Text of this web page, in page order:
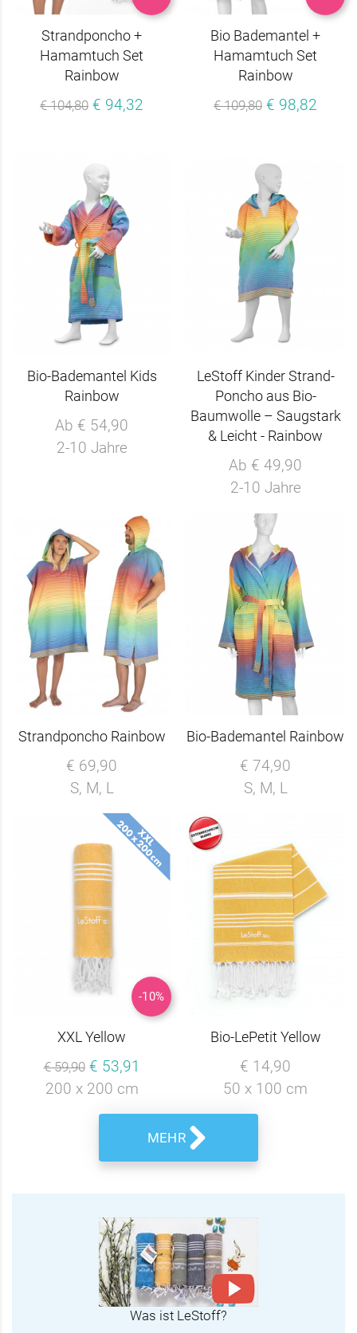
Strandponcho +
Hamamtuch Set
Rainbow
€ 104,80 € 94,32
Bio Bademantel +
Hamamtuch Set
Rainbow
€ 109,80 € 98,82
Bio-Bademantel Kids
Rainbow
Ab € 54,90
2-10 Jahre
LeStoff Kinder Strand-
Poncho aus Bio-
Baumwolle – Saugstark
& Leicht - Rainbow
Ab € 49,90
2-10 Jahre
Strandponcho Rainbow
€ 69,90
S, M, L
Bio-Bademantel Rainbow
€ 74,90
S, M, L
-10%
XXL Yellow
€ 59,90 € 53,91
200 x 200 cm
Bio-LePetit Yellow
€ 14,90
50 x 100 cm
MEHR
Was ist LeStoff?